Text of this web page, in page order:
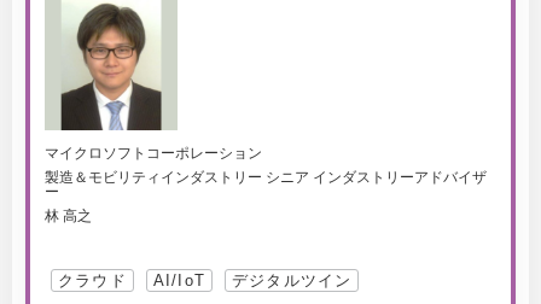
マイクロソフトコーポレーション
製造＆モビリティインダストリー シニア インダストリーアドバイザ
ー
林 高之
クラウド AI/IoT デジタルツイン